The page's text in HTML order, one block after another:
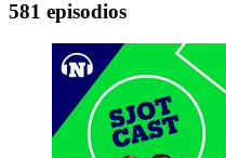
581 episodios